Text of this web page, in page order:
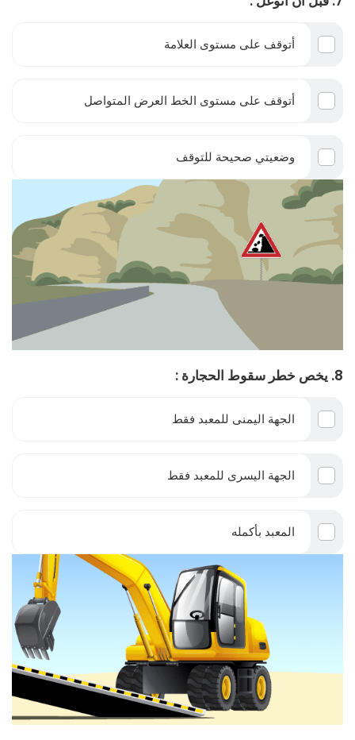
أتوقف على مستوى العلامة
أتوقف على مستوى الخط العرض المتواصل
وضعيتي صحيحة للتوقف
8. يخص خطر سقوط الحجارة :
الجهة اليمنى للمعبد فقط
الجهة اليسرى للمعبد فقط
المعبد بأكمله